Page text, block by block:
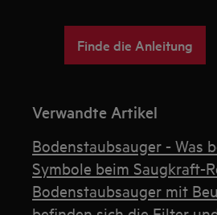
Finde die Anleitung
Verwandte Artikel
Bodenstaubsauger - Was
Symbole beim Saugkraft-
Bodenstaubsauger mit